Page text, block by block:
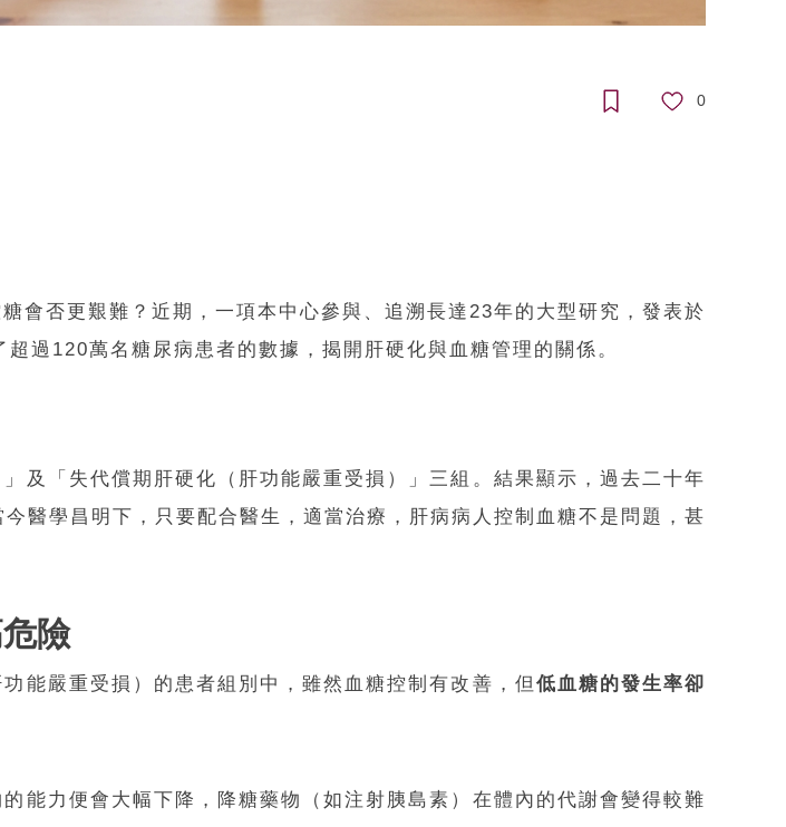
0
會否更艱難？近期，一項本中心參與、追溯長達23年的大型研究，發表於
120萬名糖尿病患者的數據，揭開肝硬化與血糖管理的關係。
及「失代償期肝硬化（肝功能嚴重受損）」三組。結果顯示，過去二十年
醫學昌明下，只要配合醫生，適當治療，肝病病人控制血糖不是問題，甚
險
能嚴重受損）的患者組別中，雖然血糖控制有改善，但 低血糖的發生率卻
能力便會大幅下降，降糖藥物（如注射胰島素）在體內的代謝會變得較難